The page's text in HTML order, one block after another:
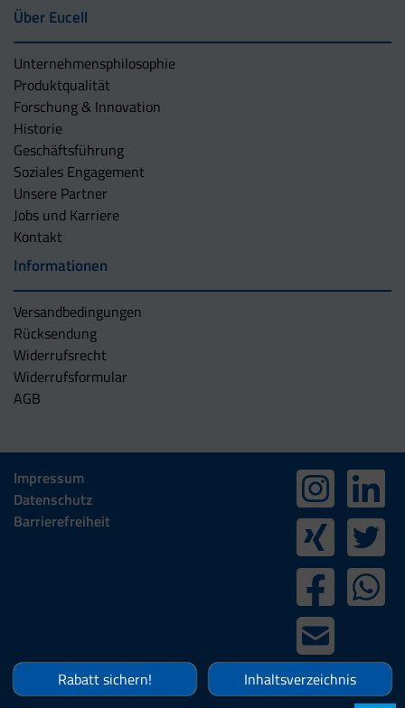
Über Eucell
Unternehmens­philosophie
Produktqualität
Forschung & Innovation
Historie
Geschäftsführung
Soziales Engagement
Unsere Partner
Jobs und Karriere
Kontakt
Informationen
Versandbedingungen
Rücksendung
Widerrufsrecht
Widerrufsformular
AGB
Impressum
Datenschutz
Barrierefreiheit
Rabatt sichern! Inhaltsverzeichnis